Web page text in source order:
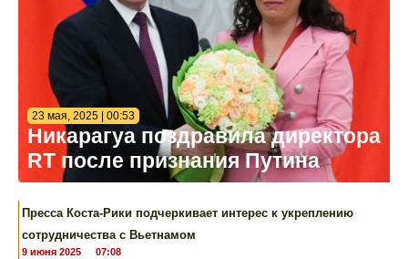
23 мая, 2025 | 00:53
Никарагуа поздравила директора
RT после признания Путина
Пресса Коста-Рики подчеркивает интерес к укреплению
сотрудничества с Вьетнамом
9 июня 2025 07:08